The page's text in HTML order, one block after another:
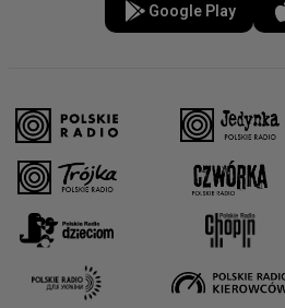
Google Play